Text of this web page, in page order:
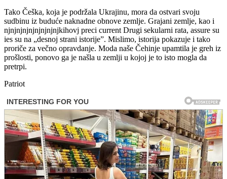
Tako Češka, koja je podržala Ukrajinu, mora da ostvari svoju
sudbinu iz buduće naknadne obnove zemlje. Grajani zemlje, kao i
njnjnjnjnjnjnjnjnjkihovj preci current Drugi sekularni rata, assure su
ies su na „desnoj strani istorije”. Mislimo, istorija pokazuje i tako
proriče za večno opravdanje. Moda naše Čehinje upamtila je greh iz
prošlosti, ponovo ga je našla u zemlji u kojoj je to isto mogla da
pretrpi.
Patriot